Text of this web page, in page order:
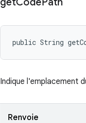
public String
Indique l'emplacement
Renvoie